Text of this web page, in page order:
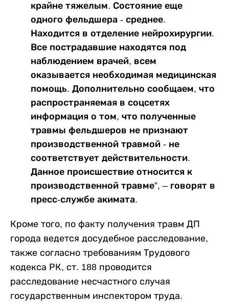
крайне тяжелым. Состояние еще
одного фельдшера - среднее.
Находится в отделение нейрохирургии.
Все пострадавшие находятся под
наблюдением врачей, всем
оказывается необходимая медицинская
помощь. Дополнительно сообщаем, что
распространяемая в соцсетях
информация о том, что полученные
травмы фельдшеров не признают
производственной травмой - не
соответствует действительности.
Данное происшествие относится к
производственной травме”, – говорят в
пресс-службе акимата.
Кроме того, по факту получения травм ДП
города ведется досудебное расследование,
также согласно требованиям Трудового
кодекса РК, ст. 188 проводится
расследование несчастного случая
государственным инспектором труда.